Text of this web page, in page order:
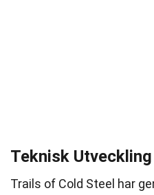
Teknisk
Trails of Cold Steel har